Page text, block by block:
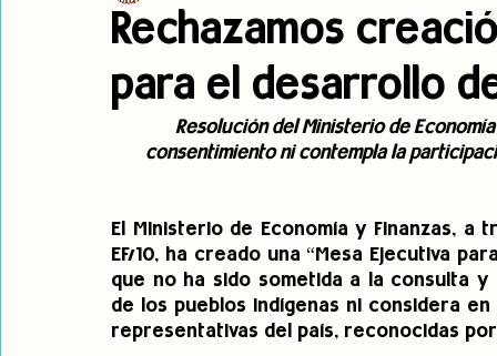
Pronunciamientos Observatorio de consulta previa
incidencia PNPI
Rechazamos
para el desarrollo
Resolución del Ministerio de
consentimiento ni contempla la
El Ministerio de Economía y Finanzas, a
EF/10, ha creado una “Mesa Ejecutiva
que no ha sido sometida a la consulta
de los pueblos indígenas ni considera
representativas del país, reconocidas